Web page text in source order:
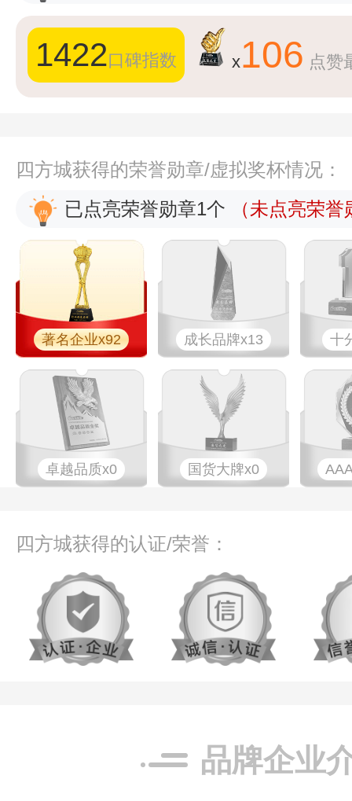
1422口碑指数 x106 点赞
四方城获得的荣誉勋章/虚拟奖杯情况：
已点亮荣誉勋章1个
（未点亮荣
著名企业x92 成长品牌x13 十
卓越品质x0 国货大牌x0
四方城获得的认证/荣誉：
品牌企业